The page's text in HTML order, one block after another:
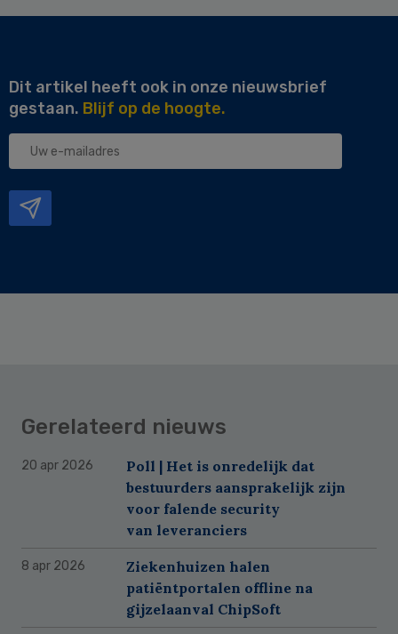
Dit artikel heeft ook in onze nieuwsbrief
gestaan. Blijf op de hoogte.
Uw
Gerelateerd nieuws
20 apr 2026
Poll | Het is onredelijk dat
bestuurders aansprakelijk zijn
voor falende security
van leveranciers
8 apr 2026
Ziekenhuizen halen
patiëntportalen offline na
gijzelaanval ChipSoft